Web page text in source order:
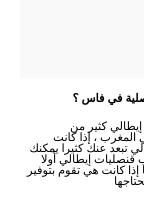
في فاس ؟
كثير من
المغرب ، إذا كانت
تبعد عنك كثيرا يمكنك
قنصليات إيطالي أولا
إذا كانت هي تقوم بتوفير